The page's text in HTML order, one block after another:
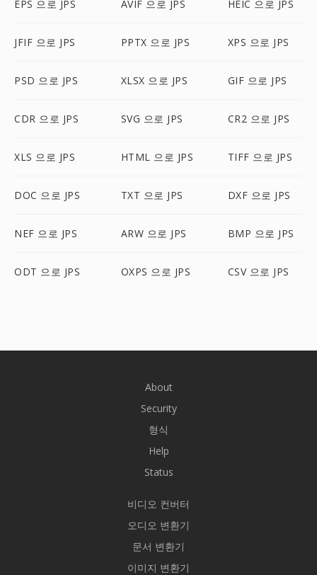
EPS 으로 JPS AVIF 으로 JPS HEIC 으로 JPS
JFIF 으로 JPS PPTX 으로 JPS XPS 으로 JPS
PSD 으로 JPS XLSX 으로 JPS GIF 으로 JPS
CDR 으로 JPS SVG 으로 JPS CR2 으로 JPS
XLS 으로 JPS HTML 으로 JPS TIFF 으로 JPS
DOC 으로 JPS TXT 으로 JPS DXF 으로 JPS
NEF 으로 JPS ARW 으로 JPS BMP 으로 JPS
ODT 으로 JPS OXPS 으로 JPS CSV 으로 JPS
About
Security
형식
Help
Status
비디오 컨버터
오디오 변환기
문서 변환기
이미지 변환기